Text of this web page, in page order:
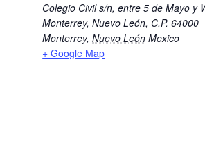
Colegio Civil s/n, entre 5 de Mayo y
Monterrey, Nuevo León, C.P. 64000
Monterrey, Nuevo León Mexico
+ Google Map